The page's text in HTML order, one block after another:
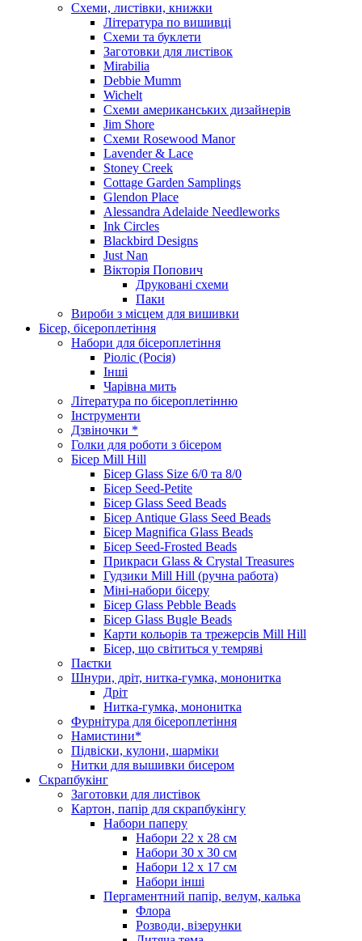
Схеми, листівки, книжки
Література по вишивці
Схеми та буклети
Заготовки для листівок
Mirabilia
Debbie Mumm
Wichelt
Схеми американських дизайнерів
Jim Shore
Cхеми Rosewood Manor
Lavender & Lace
Stoney Creek
Cottage Garden Samplings
Glendon Place
Alessandra Adelaide Needleworks
Ink Circles
Blackbird Designs
Just Nan
Вікторія Попович
Друковані схеми
Паки
Вироби з місцем для вишивки
Бісер, бісероплетіння
Набори для бісероплетіння
Ріоліс (Росія)
Інші
Чарівна мить
Література по бісероплетінню
Інструменти
Дзвіночки *
Голки для роботи з бісером
Бісер Mill Hill
Бісер Glass Size 6/0 та 8/0
Бісер Seed-Petite
Бісер Glass Seed Beads
Бісер Antique Glass Seed Beads
Бісер Magnifica Glass Beads
Бісер Seed-Frosted Beads
Прикраси Glass & Crystal Treasures
Гудзики Mill Hill (ручна работа)
Міні-набори бісеру
Бісер Glass Pebble Beads
Бісер Glass Bugle Beads
Карти кольорів та трежерсів Mill Hill
Бісер, що світиться у темряві
Паєтки
Шнури, дріт, нитка-гумка, мононитка
Дріт
Нитка-гумка, мононитка
Фурнітура для бісероплетіння
Намистини*
Підвіски, кулони, шарміки
Нитки для вышивки бисером
Скрапбукінг
Заготовки для листівок
Картон, папір для скрапбукінгу
Набори паперу
Набори 22 х 28 см
Набори 30 х 30 см
Набори 12 х 17 см
Набори інші
Пергаментний папір, велум, калька
Флора
Розводи, візерунки